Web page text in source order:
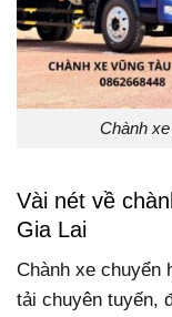
Chành
Vài nét về
Gia Lai
Chành xe chuyển
tải chuyên tuyến,